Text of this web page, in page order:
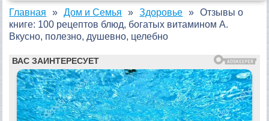
Главная Дом и Семья Здоровье
Отзывы о
книге: 100 рецептов блюд, богатых витамином A.
Вкусно, полезно, душевно, целебно